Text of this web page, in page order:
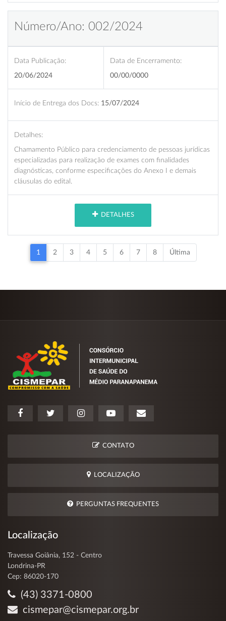
Número/Ano: 002/2024
Data Publicação:
20/06/2024
Data de Encerramento:
00/00/0000
Início de Entrega dos Docs: 15/07/2024
Detalhes:
Chamamento Público para credenciamento de pessoas jurídicas
especializadas para realização de exames com finalidades
diagnósticas, conforme especificações do Anexo I e demais
cláusulas do edital.
DETALHES
1 2 3 4 5 6 7 8 Última
CONTATO
LOCALIZAÇÃO
PERGUNTAS FREQUENTES
Localização
Travessa Goiânia, 152 - Centro
Londrina-PR
Cep: 86020-170
(43) 3371-0800
cismepar@cismepar.org.br